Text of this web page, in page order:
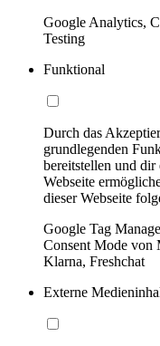
Google Analytics,
Testing
Funktional
Durch das
grundlegenden
bereitstellen und
Webseite
dieser Webseite
Google Tag
Consent Mode von
Klarna, Freshchat
Externe